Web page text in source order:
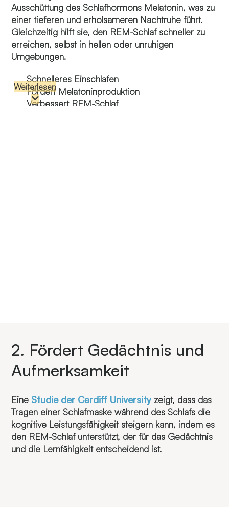
Ausschüttung des Schlafhormons Melatonin, was zu
einer tieferen und erholsameren Nachtruhe führt.
Gleichzeitig hilft sie, den REM-Schlaf schneller zu
erreichen, selbst in hellen oder unruhigen
Umgebungen.
Schnelleres Einschlafen
Fördert Melatoninproduktion
Verbessert REM-Schlaf
Weiterlesen
2. Fördert Gedächtnis und
Aufmerksamkeit​
Eine Studie der Cardiff Universityzeigt, dass das
Tragen einer Schlafmaske während des Schlafs die
kognitive Leistungsfähigkeit steigern kann, indem es
den REM-Schlaf unterstützt, der für das Gedächtnis
und die Lernfähigkeit entscheidend ist.